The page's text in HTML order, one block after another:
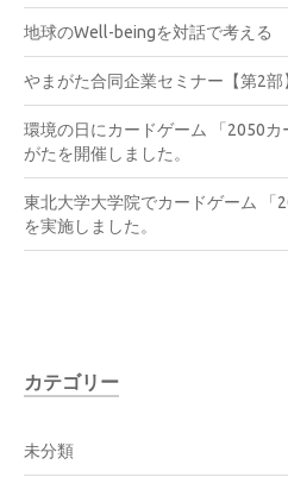
地球のWell-beingを対話で考える
やまがた合同企業セミナー【第2部
環境の日にカードゲーム 「2050
がたを開催しました。
東北大学大学院でカードゲーム 「
を実施しました。
カテゴリー
未分類